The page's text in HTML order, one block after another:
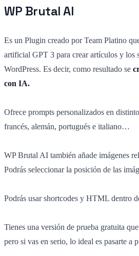
WP Brutal AI
Es un Plugin creado por Team Platino
artificial GPT 3 para crear artículos y los
WordPress. Es decir, como resultado se
con IA.
Ofrece prompts personalizados en
francés, alemán, portugués e italiano…
WP Brutal AI también añade imágenes
Podrás seleccionar la posición de las
Podrás usar shortcodes y HTML dentro
Tienes una versión de prueba gratuita
pero si vas en serio, lo ideal es pasarte a